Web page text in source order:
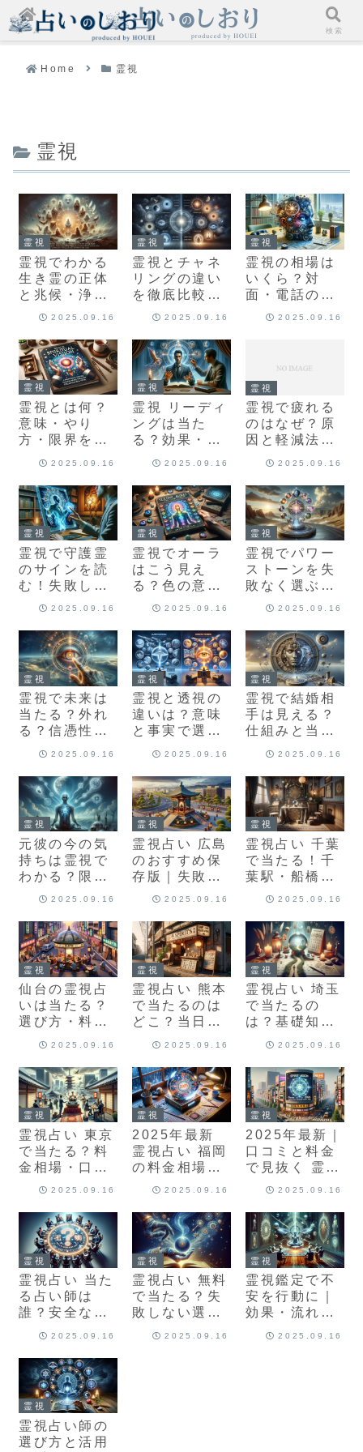
Home 霊視
霊視
霊視
霊視でわかる
生き霊の正体
と兆候・浄
化・相談先
ド】
2025.09.16
霊視
霊視とチャネ
リングの違い
を徹底比較｜
効果・向き不
い選び方
2025.09.16
霊視
霊視の相場は
いくら？対
面・電話の料
金目安と損し
2025.09.16
霊視
霊視とは何？
意味・やり
方・限界をプ
付き】
2025.09.16
霊視
霊視 リーディ
ングは当た
る？効果・検
プロが解説
2025.09.16
霊視
霊視で疲れる
のはなぜ？原
因と軽減法・
2025.09.16
霊視
霊視で守護霊
のサインを読
む！失敗しな
い鑑定法と活
2025.09.16
霊視
霊視でオーラ
はこう見え
る？色の意
味・見方・鍛
イド
2025.09.16
霊視
霊視でパワー
ストーンを失
敗なく選ぶ完
全ガイド｜効
化
2025.09.16
霊視
霊視で未来は
当たる？外れ
る？信憑性・
2025.09.16
霊視
霊視と透視の
違いは？意味
と事実で選ぶ
2025.09.16
霊視
霊視で結婚相
手は見える？
仕組みと当た
2025.09.16
霊視
元彼の今の気
持ちは霊視で
わかる？限界
と賢い活かし
2025.09.16
霊視
霊視占い 広島
のおすすめ保
存版｜失敗し
ない選び方・
コミ体験談
2025.09.16
霊視
霊視占い 千葉
で当たる！千
葉駅・船橋・
柏・成田の名
2025.09.16
霊視
仙台の霊視占
いは当たる？
選び方・料金
ド
2025.09.16
霊視
霊視占い 熊本
で当たるのは
どこ？当日予
2025.09.16
霊視
霊視占い 埼玉
で当たるの
は？基礎知
予約術
2025.09.16
霊視
霊視占い 東京
で当たる？料
金相場・口コ
ミ・失敗しな
約術
2025.09.16
霊視
2025年最新
霊視占い 福岡
の料金相場と
当たる選び
5選
2025.09.16
霊視
2025年最新｜
口コミと料金
で見抜く 霊視
占い 大阪で当
び方
2025.09.16
霊視
霊視占い 当た
る占い師は
誰？安全な見
2025.09.16
霊視
霊視占い 無料
で当たる？失
敗しない選び
2025.09.16
霊視
霊視鑑定で不
安を行動に｜
効果・流れ・
2025.09.16
霊視
霊視占い師の
選び方と活用
ホーム 検索